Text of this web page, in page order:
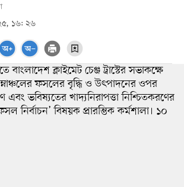
১৬: ২৬